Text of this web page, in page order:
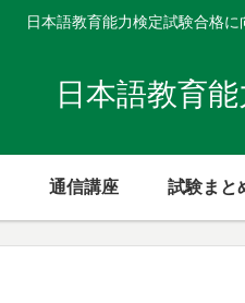
日本語教育能力検定試験合格に
日本語教育
通信講座 試験まと